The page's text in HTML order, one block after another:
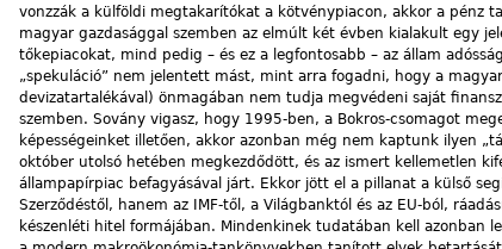
vonzzák a külföldi megtakarítókat a kötvénypiacon, akkor a pénz
magyar gazdasággal szemben az elmúlt két évben kialakult egy
tőkepiacokat, mind pedig – és ez a legfontosabb – az állam
„spekuláció” nem jelentett mást, mint arra fogadni, hogy a
devizatartalékával) önmagában nem tudja megvédeni saját
szemben. Sovány vigasz, hogy 1995-ben, a Bokros-csomagot
képességeinket illetően, akkor azonban még nem kaptunk ilyen
október utolsó hetében megkezdődött, és az ismert kellemetlen
állampapírpiac befagyásával járt. Ekkor jött el a pillanat a külső
Szerződéstől, hanem az IMF-től, a Világbanktól és az EU-ból,
készenléti hitel formájában. Mindenkinek tudatában kell azonban